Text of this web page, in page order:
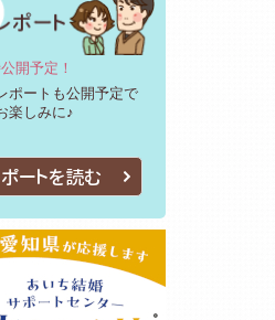
開予定！
ポートも公開予定で
楽しみに♪
ートを読む